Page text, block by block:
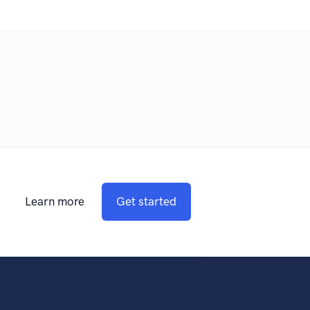
Learn more Get started